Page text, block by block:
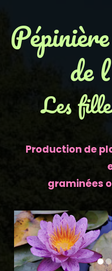
de
Les
Production de
graminées
Previous